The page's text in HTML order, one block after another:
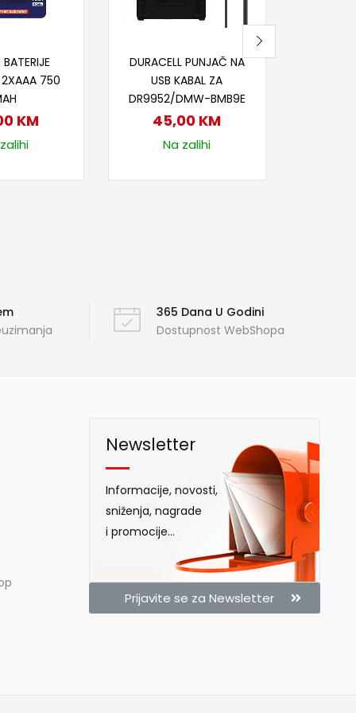
2XAAA 750
KM
DURACELL PUNJAČ NA
USB KABAL ZA
DR9952/DMW-BMB9E
45,00 KM
Na zalihi
365 Dana U Godini
Dostupnost WebShopa
Newsletter
Informacije, novosti,
sniženja, nagrade
i promocije...
Prijavite se za Newsletter